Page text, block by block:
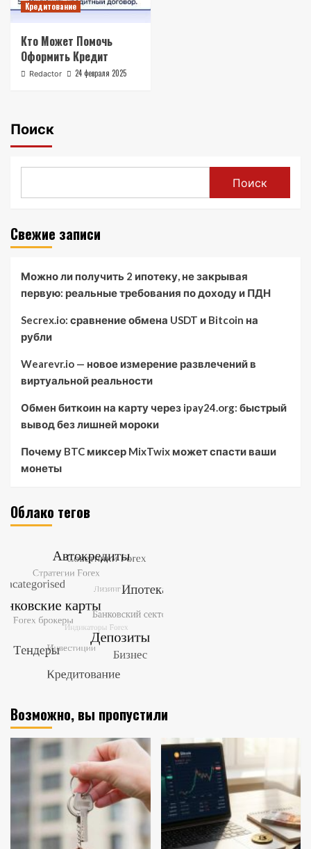
Кредитование
Кто Может Помочь
Оформить Кредит
Redactor 24 февраля 2025
Поиск
Поиск
Свежие записи
Можно ли получить 2 ипотеку, не закрывая
первую: реальные требования по доходу и ПДН
Secrex.io: сравнение обмена USDT и Bitcoin на
рубли
Wearevr.io — новое измерение развлечений в
виртуальной реальности
Обмен биткоин на карту через ipay24.org: быстрый
вывод без лишней мороки
Почему BTC миксер MixTwix может спасти ваши
монеты
Облако тегов
Возможно, вы пропустили